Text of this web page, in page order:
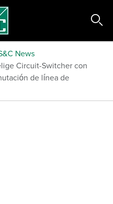
News
Circuit-Switcher con
de línea de